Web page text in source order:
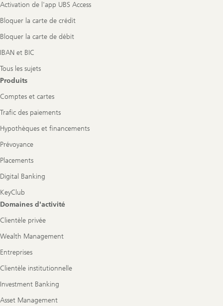
Activation de l'app UBS Access
Bloquer la carte de crédit
Bloquer la carte de débit
IBAN et BIC
Tous les sujets
Produits
Comptes et cartes
Trafic des paiements
Hypothèques et financements
Prévoyance
Placements
Digital Banking
KeyClub
Domaines d'activité
Clientèle privée
Wealth Management
Entreprises
Clientèle institutionnelle
Investment Banking
Asset Management